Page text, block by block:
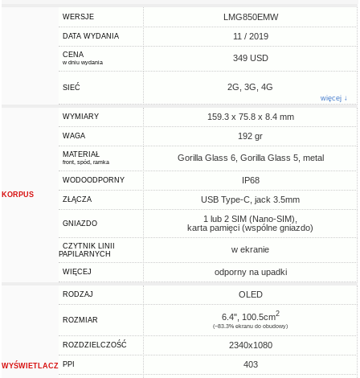
WERSJE LMG850EMW
DATA WYDANIA 11 / 2019
CENA
w dniu wydania 349 USD
SIEĆ 2G, 3G, 4G
więcej ↓
KORPUS
WYMIARY 159.3 x 75.8 x 8.4 mm
WAGA 192 gr
MATERIAŁ
front, spód, ramka Gorilla Glass 6, Gorilla Glass 5, metal
WODOODPORNY IP68
ZŁĄCZA USB Type-C, jack 3.5mm
GNIAZDO
1 lub 2 SIM (Nano-SIM),
karta pamięci (wspólne gniazdo)
CZYTNIK LINII
PAPILARNYCH
w ekranie
WIĘCEJ odporny na upadki
WYŚWIETLACZ
RODZAJ OLED
ROZMIAR 6.4", 100.5cm2
(~83.3% ekranu do obudowy)
ROZDZIELCZOŚĆ 2340x1080
PPI 403